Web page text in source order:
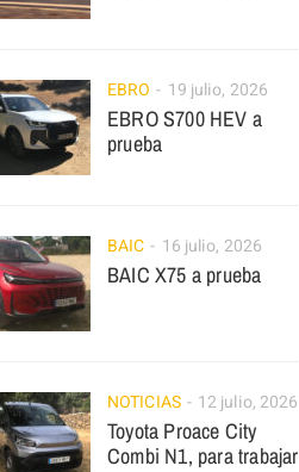
EBRO 19 julio, 2026
EBRO S700 HEV a
prueba
BAIC 16 julio, 2026
BAIC X75 a prueba
NOTICIAS 12 julio, 2026
Toyota Proace City
Combi N1, para trabajar